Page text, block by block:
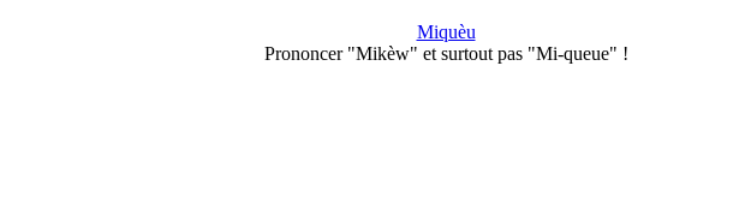
Miquèu
Prononcer "Mikèw" et surtout pas "Mi-queue" !